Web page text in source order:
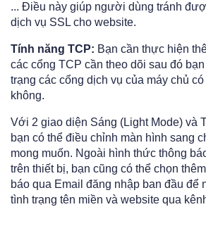
... Điều này giúp người dùng tránh
dịch vụ SSL cho website.
Tính năng TCP: Bạn cần thực hiện
các cổng TCP cần theo dõi sau đó
trạng các cổng dịch vụ của máy chủ
không.
Với 2 giao diện Sáng (Light Mode) và
bạn có thể điều chỉnh màn hình sang
mong muốn. Ngoài hình thức thông
trên thiết bị, bạn cũng có thể chọn
báo qua Email đăng nhập ban đầu để
tình trạng tên miền và website qua